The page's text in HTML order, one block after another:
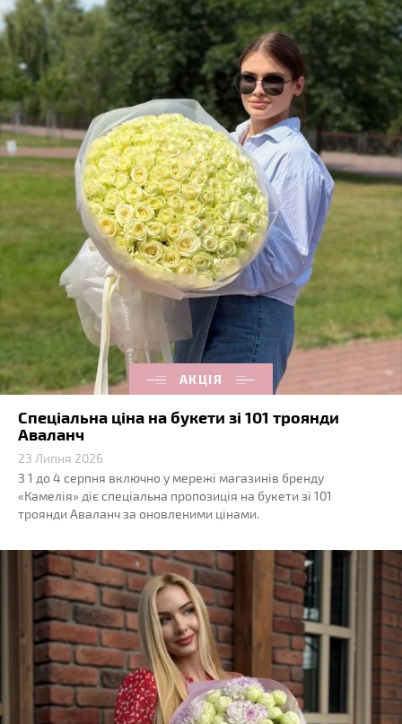
АКЦІЯ
Спеціальна ціна на букети зі 101 троянди
Аваланч
23 Липня 2026
З 1 до 4 серпня включно у мережі магазинів бренду
«Камелія» діє спеціальна пропозиція на букети зі 101
троянди Аваланч за оновленими цінами.